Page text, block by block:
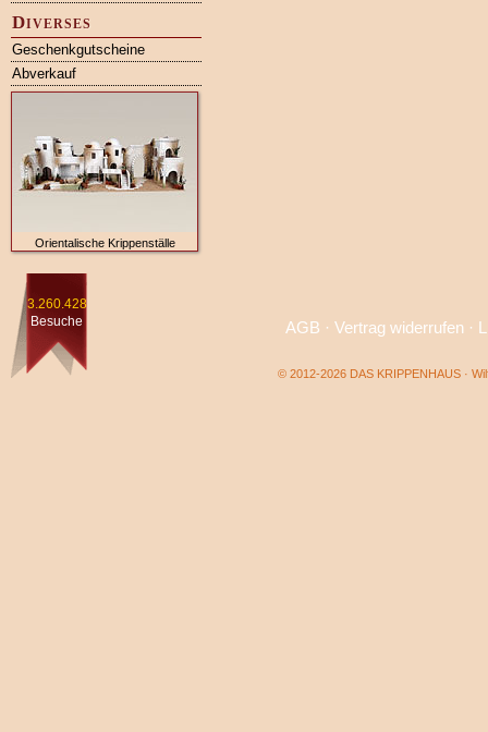
Diverses
Geschenkgutscheine
Abverkauf
Orientalische Krippenställe
3.260.428
Besuche
AGB · Vertrag widerrufen·
© 2012-2026 DAS KRIPPENHAUS ·